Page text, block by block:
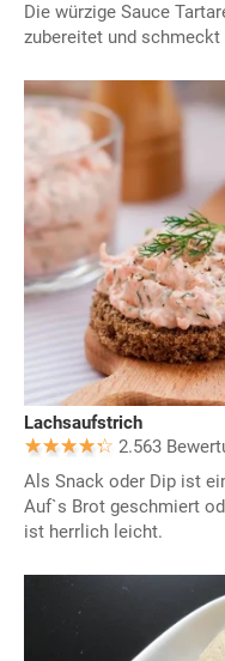
Die würzige Sauce
zubereitet und schmeckt
Lachsaufstrich
2.563
Als Snack oder Dip ist
Auf`s Brot geschmiert
ist herrlich leicht.